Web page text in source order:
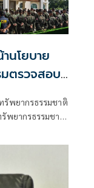
นโยบาย
มตรวจสอบ
อมเร่ง
ดนุ้ย ภูเก็ต
รัพยากรธรรมชาติ
พยากรธรรมชาติ